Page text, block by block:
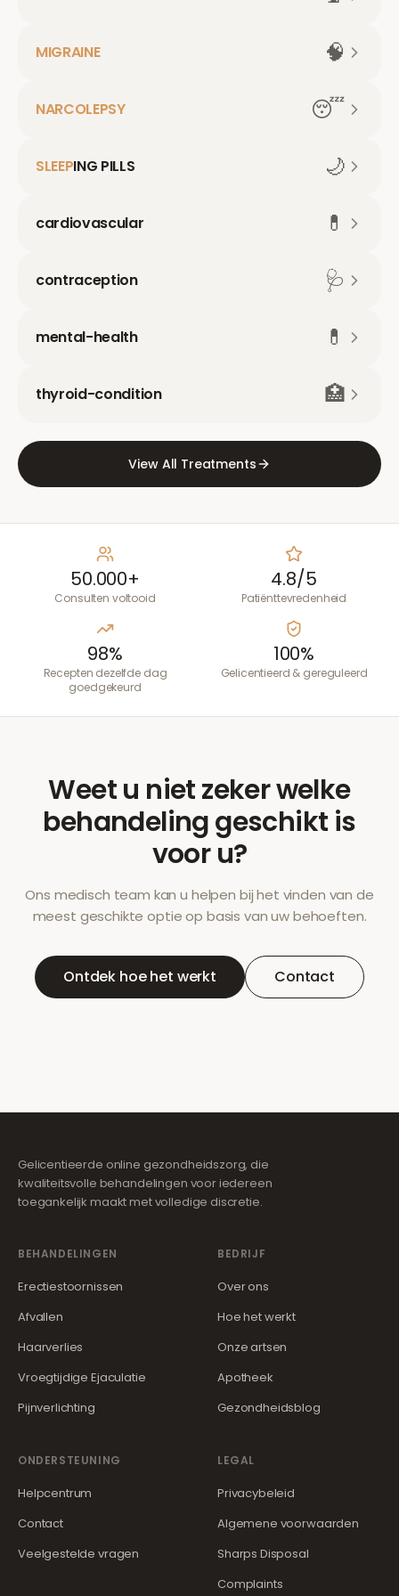
MIGRAINE 🧠
NARCOLEPSY 😴
SLEEPING PILLS 🌙
cardiovascular 💊
contraception 🩺
mental-health 💊
thyroid-condition 🏥
View All Treatments
50.000+
Consulten voltooid
4.8/5
Patiënttevredenheid
98%
Recepten dezelfde dag
goedgekeurd
100%
Gelicentieerd & gereguleerd
Weet u niet zeker welke
behandeling geschikt is
voor u?
Ons medisch team kan u helpen bij het vinden van de
meest geschikte optie op basis van uw behoeften.
Ontdek hoe het werkt Contact
Gelicentieerde online gezondheidszorg, die
kwaliteitsvolle behandelingen voor iedereen
toegankelijk maakt met volledige discretie.
BEHANDELINGEN
Erectiestoornissen
Afvallen
Haarverlies
Vroegtijdige Ejaculatie
Pijnverlichting
BEDRIJF
Over ons
Hoe het werkt
Onze artsen
Apotheek
Gezondheidsblog
ONDERSTEUNING
Helpcentrum
Contact
Veelgestelde vragen
LEGAL
Privacybeleid
Algemene voorwaarden
Sharps Disposal
Complaints